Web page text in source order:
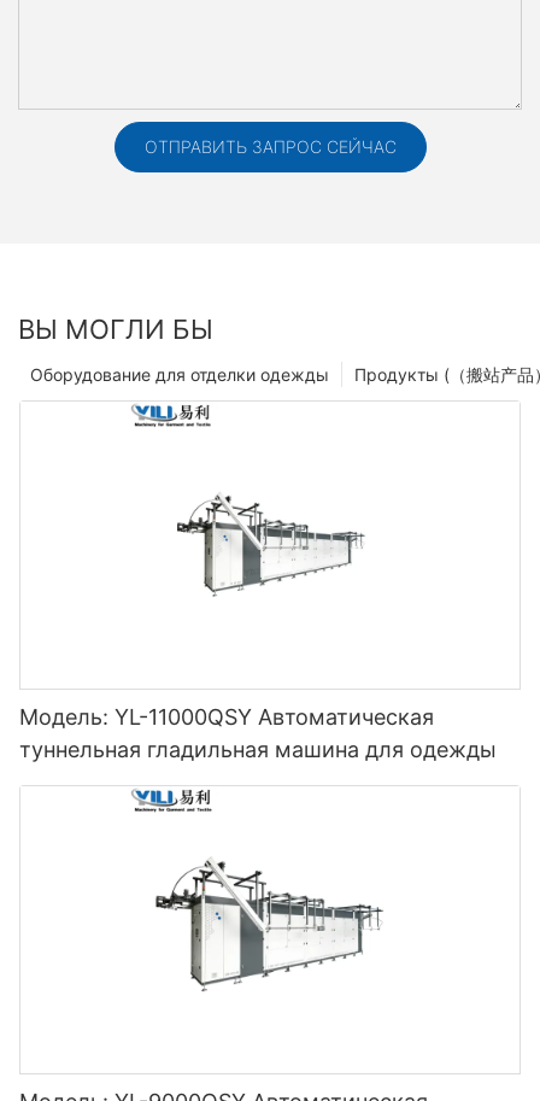
ОТПРАВИТЬ ЗАПРОС СЕЙЧАС
ВЫ МОГЛИ БЫ
Продукты (（搬站产品
Оборудование для отделки одежды
Модель: YL-11000QSY Автоматическая
туннельная гладильная машина для одежды